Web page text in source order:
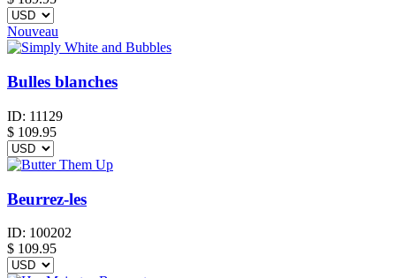
Nouveau
Bulles blanches
ID: 11129
$ 109.95
Beurrez-les
ID: 100202
$ 109.95